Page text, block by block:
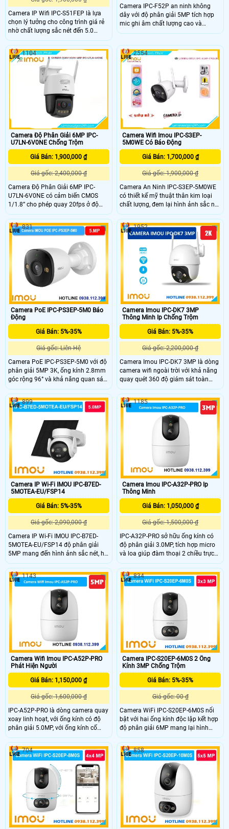
Camera IP Wifi IPC-S51FEP là lựa
chọn lý tưởng cho công trình giá rẻ
nhờ chất lượng sắc nét đến 5.0
megapixel với khả năng xem ban
đêm Full Color trong phạm vi 20m
camera giúp quan sát hiệu quả vào
ban đêm như ban ngày
Camera IPC-F52P an ninh không
dây với độ phân giải 5MP tích hợp
mic ghi âm chất lượng cao và
chuẩn nén H.265 tiết kiệm băng
đêm lên đến 30m, kết nối Wi-Fi 6
mạnh mẽ và tính năng phát hiện
con người thông minh. Với chuẩn
IP67 camera đảm bảo hoạt động
bền bỉ trong mọi điều kiện thời tiết
Camera Độ Phân Giải 6MP IPC-
U7LN-6V0NE Chống Trộm
Giá Bán: 1,900,000 ₫
Giá gốc: 2,400,000 ₫
Camera Độ Phân Giải 6MP IPC-
U7LN-6V0NE có cảm biến CMOS
1/1.8” cho phép quay 20fps ở độ
phân giải 3200×1800 ống kính
3.6mm tạo góc nhìn ngang 89° hỗ
trợ quay quét ngang 0-340° dọc 0-
tầm xa 30m tích hợp mic loa đàm
thoại hai chiều giúp giám sát rõ
ràng trong đêm tối.
1104
Camera Wifi Imou IPC-S3EP-
5M0WE Có Báo Động
Giá Bán: 1,700,000 ₫
Giá gốc: 1,900,000 ₫
Camera An Ninh IPC-S3EP-5M0WE
có thiết kế mỹ thuật thân kim loại
chất lượng, đem lại hình ảnh sắc nét
với độ phân giải Ultra 4k lite. Sản
phẩm sử dụng công nghệ hình ảnh
IP Wifi, giúp thu âm và phát lại âm
thanh qua loa.
2554
Camera PoE IPC-PS3EP-5M0 Báo
Động
Giá Bán: 5%-35%
Giá gốc: Liên Hệ
Camera PoE IPC-PS3EP-5M0 với độ
phân giải 5MP 3K, ống kính 2.8mm
góc rộng 96° và khả năng quan sát
đêm 30m với hồng ngoại + LED giúp
theo dõi rõ cả ngày lẫn đêm. IPC-
PS3EP-5M0 cũng tích hợp mic, loa
hỗ trợ đàm thoại 2 chiều, phát hiện
người – phương tiện và lưu trữ thẻ
MicroSD đến 512GB.
831
Camera Imou IPC-DK7 3MP
Thông Minh Ip Chống Trộm
Giá Bán: 5%-35%
Giá gốc: 2,200,000 ₫
Camera Imou IPC-DK7 3MP là dòng
camera wifi ngoài trời với khả năng
quay quét 360 độ giám sát toàn
cảnh bảo vệ an ninh hiệu quả.
Ngoài hình ảnh ghi hình độ nét cao
2K, IMou IPC-DK7 còn trang bị tính
năng đàm thoại âm thanh 2 chiều,
phát hiện con người công nghệ AI
độ chính xác cao.
1952
Camera IP Wi-Fi IMOU IPC-B7ED-
5MOTEA-EU/FSP14
Giá Bán: 5%-35%
Giá gốc: 2,090,000 ₫
Camera IP Wi-Fi IMOU IPC-B7ED-
5MOTEA-EU/FSP14 độ phân giải
5MP mang đến hình ảnh sắc nét, hỗ
trợ đàm thoại hai chiều tiện lợi cho
việc kết nối từ xa. Với công nghệ
nhận diện thông minh phát hiện
người và xe. Pin 10.000mAh kết hợp
tấm năng lượng mặt trời 5W cho
phép hoạt động ổn định ngoài trời,
phù hợp giám sát liên tục không
cần nguồn điện lưới.
899
Camera Imou IPC-A32P-PRO Ip
Thông Minh
Giá Bán: 1,050,000 ₫
Giá gốc: 1,500,000 ₫
IPC-A32P-PRO sở hữu ống kính có
độ phân giải 3.0MP, tích hợp micro
và loa giúp đàm thoại 2 chiều trực
tiếp qua camera, có nhiều tính năng
thôn minh phát hiện con người, phát
hiện chuyển động, phát hiện âm
thanh bất tường, nhìn hình ảnh có
màu ban đêm khoảng cách 10m
1185
Camera Wifi Imou IPC-A52P-PRO
Phát Hiện Người
Giá Bán: 1,150,000 ₫
Giá gốc: 1,600,000 ₫
IPC-A52P-PRO là dòng camera quay
xoay linh hoạt, với ống kính có độ
phân giải 5.0MP, với ống kính cố
định 3.6mm và gốc nhìn rọng 89°,
trang bị 4 chế độ ánh sáng ban đêm
thông minh, thích hợp wifi 6, kết hợp
cổng LAN, trang bị nhiều tính năng
1143
Camera IPC-S20EP-6M0S 2 Ống
Kính 3MP Chống Trộm
Giá Bán: 5%-35%
Giá gốc: 00 ₫
Camera WiFi IPC-S20EP-6M0S nổi
bật với hai ống kính độc lập kết hợp
độ phân giải 6MP mang lại hình
ảnh chi tiết rõ nét trong mọi góc
nhìn. Khả năng xoay 360° giúp
quan sát toàn cảnh không bỏ sót
điểm mù. Hỗ trợ nhận diện người
bằng AI đàm thoại hai chiều lưu trữ
linh hoạt qua thẻ nhớ cloud hoặc
NVR tiện lợi cho mọi không gian.
834
704 858